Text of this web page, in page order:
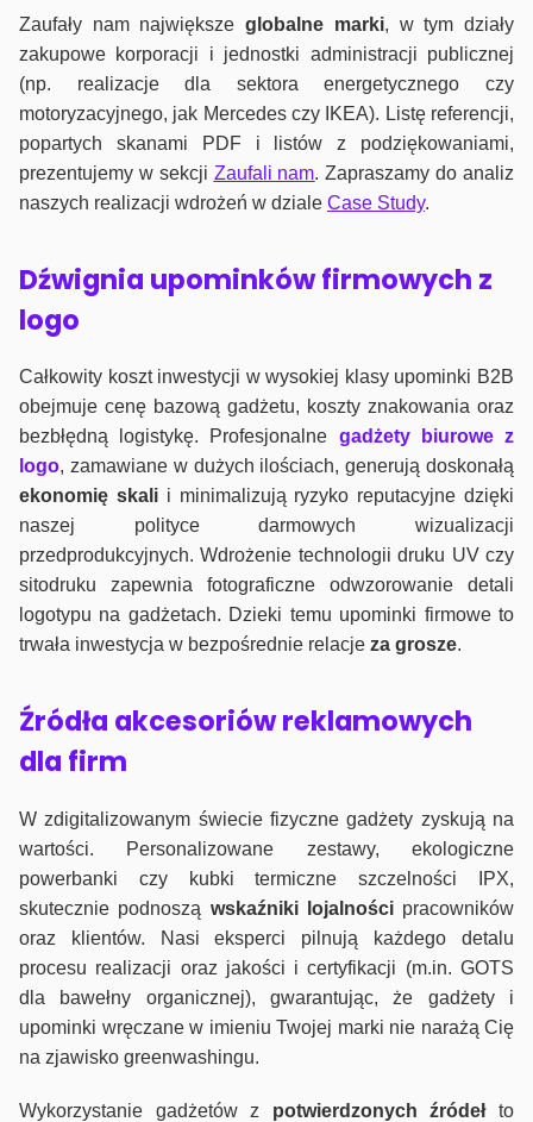
Zaufały nam największeglobalne marki, w tym działy
zakupowe korporacji i jednostki administracji publicznej
(np. realizacje dla sektora energetycznego czy
motoryzacyjnego, jak Mercedes czy IKEA). Listę referencji,
popartych skanami PDF i listów z podziękowaniami,
prezentujemy w sekcji Zaufali nam. Zapraszamy do analiz
naszych realizacji wdrożeń w dziale Case Study.
Dźwignia upominków firmowych z
logo
Całkowity koszt inwestycji w wysokiej klasy upominki B2B
obejmuje cenę bazową gadżetu, koszty znakowania oraz
bezbłędną logistykę. Profesjonalne gadżety biurowe z
logo, zamawiane w dużych ilościach, generują doskonałą
ekonomię skalii minimalizują ryzyko reputacyjne dzięki
naszej polityce darmowych wizualizacji
przedprodukcyjnych. Wdrożenie technologii druku UV czy
sitodruku zapewnia fotograficzne odwzorowanie detali
logotypu na gadżetach. Dzieki temu upominki firmowe to
trwała inwestycja w bezpośrednie relacje za grosze.
Źródła akcesoriów reklamowych
dla firm
W zdigitalizowanym świecie fizyczne gadżety zyskują na
wartości. Personalizowane zestawy, ekologiczne
powerbanki czy kubki termiczne szczelności IPX,
skutecznie podnoszą wskaźniki lojalnościpracowników
oraz klientów. Nasi eksperci pilnują każdego detalu
procesu realizacji oraz jakości i certyfikacji (m.in. GOTS
dla bawełny organicznej), gwarantując, że gadżety i
upominki wręczane w imieniu Twojej marki nie narażą Cię
na zjawisko greenwashingu.
Wykorzystanie gadżetów z potwierdzonych źródełto